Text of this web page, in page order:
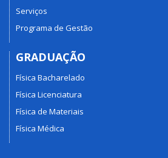
Serviços
Programa de Gestão
GRADUAÇÃO
Física Bacharelado
Física Licenciatura
Física de Materiais
Física Médica